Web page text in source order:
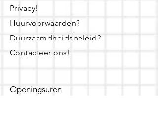
Privacy!
Huurvoorwaarden?
Duurzaamdheidsbeleid?
Contacteer ons!
Openingsuren